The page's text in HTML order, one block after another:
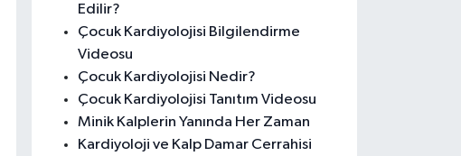
Edilir?
Çocuk Kardiyolojisi Bilgilendirme
Videosu
Çocuk Kardiyolojisi Nedir?
Çocuk Kardiyolojisi Tanıtım Videosu
Minik Kalplerin Yanında Her Zaman
Kardiyoloji ve Kalp Damar Cerrahisi